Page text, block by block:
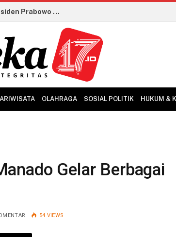
Teknologi Anak Bangsa Dipamerkan di Istana, Presiden Prabowo Tinjau Berbagai Inovasi BRIN
OLAHRAGA SOSIAL POLITIK HUKUM &
Gelar Berbagai
54 VIEWS